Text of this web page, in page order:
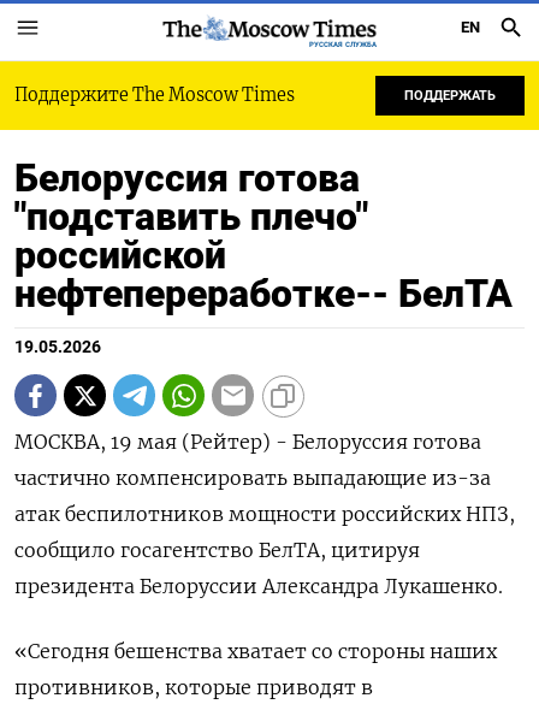
РУССКАЯ СЛУЖБА
EN
Поддержите The Moscow Times ПОДДЕРЖАТЬ
Белоруссия готова
"подставить плечо"
российской
нефтепереработке-- БелТА
19.05.2026
МОСКВА, 19 мая (Рейтер) - Белоруссия готова
частично компенсировать выпадающие из-за
атак беспилотников мощности российских НПЗ,
сообщило госагентство БелТА, цитируя
президента Белоруссии Александра ‌Лукашенко.
«Сегодня бешенства хватает со стороны наших
противников, которые приводят в